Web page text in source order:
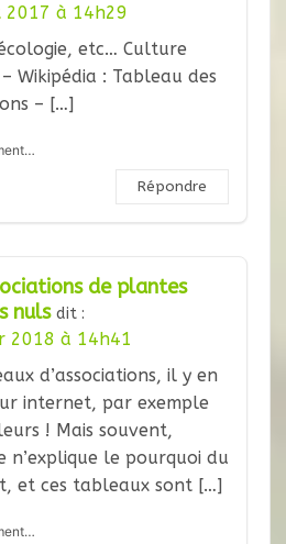
2017 à 14h29
etc… Culture
Wikipédia : Tableau des
– […]
Répondre
de plantes
nuls dit :
2018 à 14h41
d’associations, il y en
internet, par exemple
! Mais souvent,
n’explique le pourquoi du
et ces tableaux sont […]